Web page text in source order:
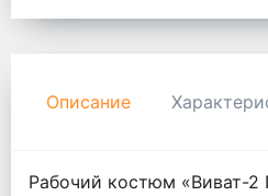
Описание
Рабочий костюм «Виват-